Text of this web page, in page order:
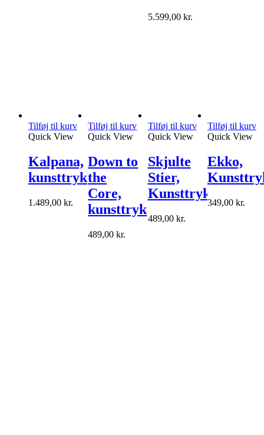
5.599,00 kr.
Tilføj til kurv
Quick View
Kalpana,
kunsttryk
1.489,00 kr.
Tilføj til kurv
Quick View
Down to
the
Core,
kunsttryk
489,00kr.
Tilføj til kurv
Quick View
Skjulte
Stier,
Kunsttryk
489,00 kr.
Tilføj til kurv
Quick View
Ekko,
349,00 kr.